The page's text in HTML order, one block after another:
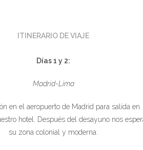
ITINERARIO DE VIAJE
Días 1 y 2:
Madrid-Lima
en el aeropuerto de Madrid para salida en
hotel. Después del desayuno nos
su zona colonial y moderna.